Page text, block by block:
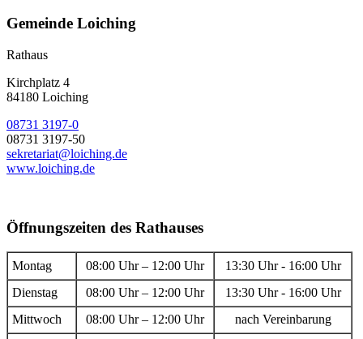
Gemeinde Loiching
Rathaus
Kirchplatz 4
84180 Loiching
08731 3197-0
08731 3197-50
sekretariat@loiching.de
www.loiching.de
Öffnungszeiten des Rathauses
Montag 08:00 Uhr – 12:00 Uhr
13:30 Uhr - 16:00 Uhr
Dienstag
08:00 Uhr – 12:00 Uhr
13:30 Uhr - 16:00 Uhr
Mittwoch
08:00 Uhr – 12:00 Uhr
nach Vereinbarung